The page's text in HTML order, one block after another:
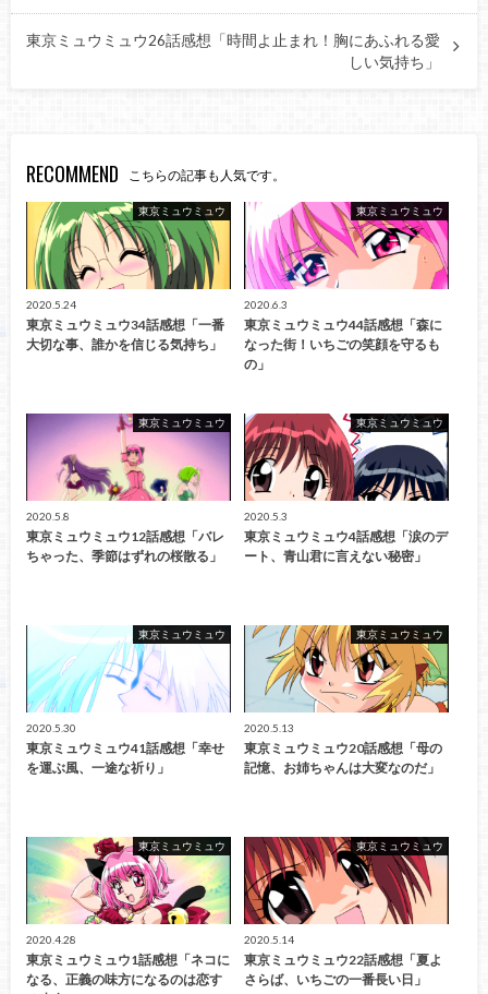
東京ミュウミュウ26話感想「時間よ止まれ！胸にあふれる愛
しい気持ち」
RECOMMEND こちらの記事も人気です。
東京ミュウミュウ
2020.5.24
東京ミュウミュウ34話感想「一番
大切な事、誰かを信じる気持ち」
東京ミュウミュウ
2020.6.3
東京ミュウミュウ44話感想「森に
なった街！いちごの笑顔を守るも
の」
東京ミュウミュウ
2020.5.8
東京ミュウミュウ12話感想「バレ
ちゃった、季節はずれの桜散る」
東京ミュウミュウ
2020.5.3
東京ミュウミュウ4話感想「涙のデ
ート、青山君に言えない秘密」
東京ミュウミュウ
2020.5.30
東京ミュウミュウ41話感想「幸せ
を運ぶ風、一途な祈り」
東京ミュウミュウ
2020.5.13
東京ミュウミュウ20話感想「母の
記憶、お姉ちゃんは大変なのだ」
東京ミュウミュウ
2020.4.28
東京ミュウミュウ1話感想「ネコに
なる、正義の味方になるのは恋す
東京ミュウミュウ
2020.5.14
東京ミュウミュウ22話感想「夏よ
さらば、いちごの一番長い日」